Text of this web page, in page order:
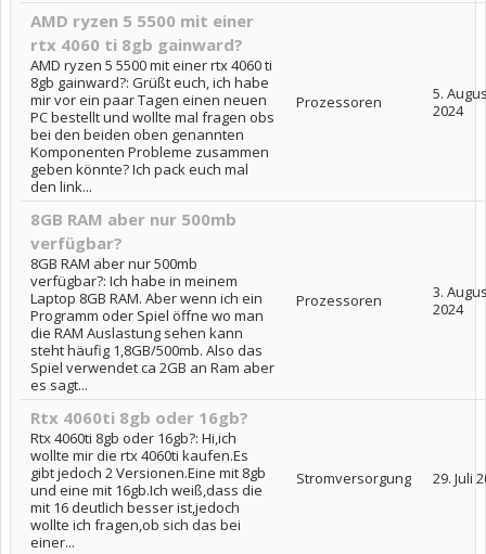
AMD ryzen 5 5500 mit einer
rtx 4060 ti 8gb gainward?
AMD ryzen 5 5500 mit einer rtx 4060 ti
8gb gainward?: Grüßt euch, ich habe
mir vor ein paar Tagen einen neuen
PC bestellt und wollte mal fragen obs
bei den beiden oben genannten
Komponenten Probleme zusammen
geben könnte? Ich pack euch mal
den link...
Prozessoren
5.
2024
8GB RAM aber nur 500mb
verfügbar?
8GB RAM aber nur 500mb
verfügbar?: Ich habe in meinem
Laptop 8GB RAM. Aber wenn ich ein
Programm oder Spiel öffne wo man
die RAM Auslastung sehen kann
steht häufig 1,8GB/500mb. Also das
Spiel verwendet ca 2GB an Ram aber
es sagt...
Prozessoren
3.
2024
Rtx 4060ti 8gb oder 16gb?
Rtx 4060ti 8gb oder 16gb?: Hi,ich
wollte mir die rtx 4060ti kaufen.Es
gibt jedoch 2 Versionen.Eine mit 8gb
und eine mit 16gb.Ich weiß,dass die
mit 16 deutlich besser ist,jedoch
wollte ich fragen,ob sich das bei
einer...
Stromversorgung 29. Juli